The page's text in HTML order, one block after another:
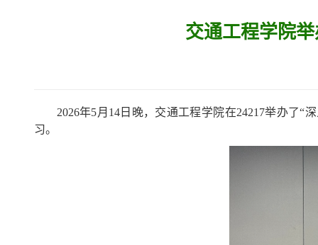
交通工程学院
2026年5月 14日晚，交通工程学院在24217举办了“
习。